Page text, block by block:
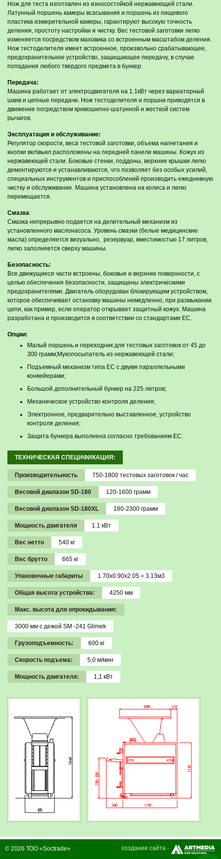
Нож для теста изготовлен из износостойкой нержавеющей стали.
Латунный поршень камеры всасывания и поршень из пищевого
пластика измерительной камеры, гарантируют высокую точность
деления, простоту настройки и чистку. Вес тестовой заготовки легко
изменяется посредством маховика со встроенным масштабом деления.
Нож тестоделителя имеет встроенное, произвольно срабатывающее,
предохранительное устройство, защищающее передачу, в случае
попадания любого твердого предмета в бункер.
Передача:
Машина работает от электродвигателя на 1.1кВт через вариаторный
шкив и цепные передачи. Нож тестоделителя и поршни приводятся в
движение посредством кривошипно-шатунной и жесткой систем
рычагов.
Эксплуатация и обслуживание:
Регулятор скорости, веса тестовой заготовки, объема нагнетания и
кнопки вкл\выкл расположены на передней панели машины. Кожух из
нержавеющей стали. Боковые стенки, поддоны, верхние крышки легко
демонтируются и устанавливаются, что позволяет без особых усилий,
специальных инструментов и приспособлений производить ежедневную
чистку и обслуживание. Машина установлена на колеса и легко
перемещается.
Смазка:
Смазка непрерывно подается на делительный механизм из
установленного маслонасоса. Уровень смазки (белые медицинские
масла) определяется визуально, резервуар, вместимостью 17 литров,
легко заполняется сверху машины.
Безопасность:
Все движущиеся части встроены, боковые и верхние поверхности, с
целью обеспечения безопасности, защищены электрическими
предохранителями. Двигатель оборудован блокирующим устройством,
которое обеспечивает остановку машины немедленно, при размыкании
цепи, как пример, если оператор открывает защитный кожух. Машина
разработана и производится в соответствии со стандартами EC.
Опции:
Малый поршень и переходник для тестовых заготовок от 45 до
300 грамм;Мукопосыпатель из нержавеющей стали;
Подъемный механизм типа ЕС с двумя параллельными
конвейерами;
Большой дополнительный бункер на 225 литров;
Механическое устройство контроля деления;
Электронное, предварительно выставленное, устройство
контроля деления;
Защита бункера выполнена согласно требованиям ЕС.
ТЕХНИЧЕСКАЯ СПЕЦИФИКАЦИЯ:
Производительность 750-1800 тестовых заготовок / час
Весовой диапазон SD-180 120-1600 грамм
Весовой диапазон SD-180XL 180-2300 грамм
Мощность двигателя 1.1 кВт
Вес нетто 540 кг
Вес брутто 665 кг
Упаковочные габариты 1.70х0.90x2.05 = 3.13м3
Общая высота устройства: 4250 мм
Макс. высота для опрокидывания:
3000 мм с дежой SМ -241 Glimek
Грузоподъемность: 600 кг
Скорость подъема: 5,0 м/мин
Мощность двигателя: 1,1 кВт
© 2026 ТОО «Soctrade» создание сайта -